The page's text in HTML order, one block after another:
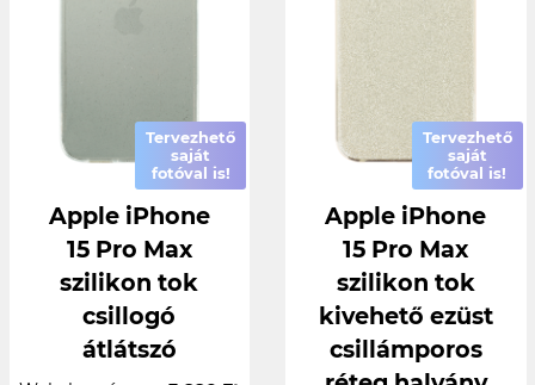
Tervezhető
saját
fotóval is!
Apple iPhone
15 Pro Max
szilikon tok
csillogó
átlátszó
Tervezhető
saját
fotóval is!
Apple iPhone
15 Pro Max
szilikon tok
kivehető ezüst
csillámporos